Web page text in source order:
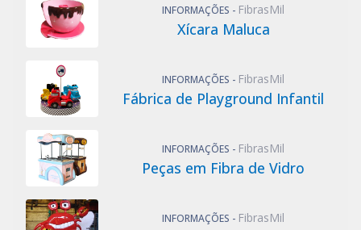
INFORMAÇÕES - FibrasMil
Xícara Maluca
INFORMAÇÕES - FibrasMil
Fábrica de Playground Infantil
INFORMAÇÕES - FibrasMil
Peças em Fibra de Vidro
INFORMAÇÕES - FibrasMil